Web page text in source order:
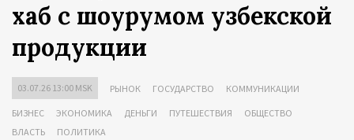
хаб с шоурумом узбекской
продукции
03.07.26 13:00 MSK РЫНОК ГОСУДАРСТВО КОММУНИКАЦИИ
БИЗНЕС ЭКОНОМИКА ДЕНЬГИ ПУТЕШЕСТВИЯ
ОБЩЕСТВО
ВЛАСТЬ
ПОЛИТИКА